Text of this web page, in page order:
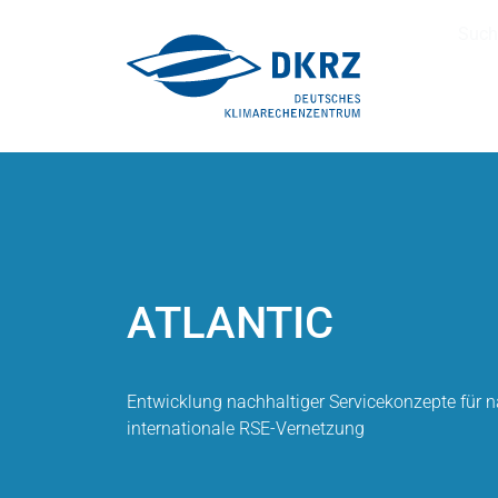
ATLANTIC
Entwicklung nachhaltiger Servicekonzepte für
internationale RSE-Vernetzung